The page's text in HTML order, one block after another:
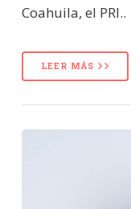
Coahuila, el PRI..
LEER MÁS